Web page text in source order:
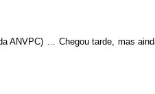
ANVPC) … Chegou tarde, mas